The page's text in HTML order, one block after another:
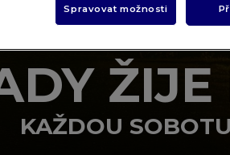
KAŽDOU
Spravovat možnosti